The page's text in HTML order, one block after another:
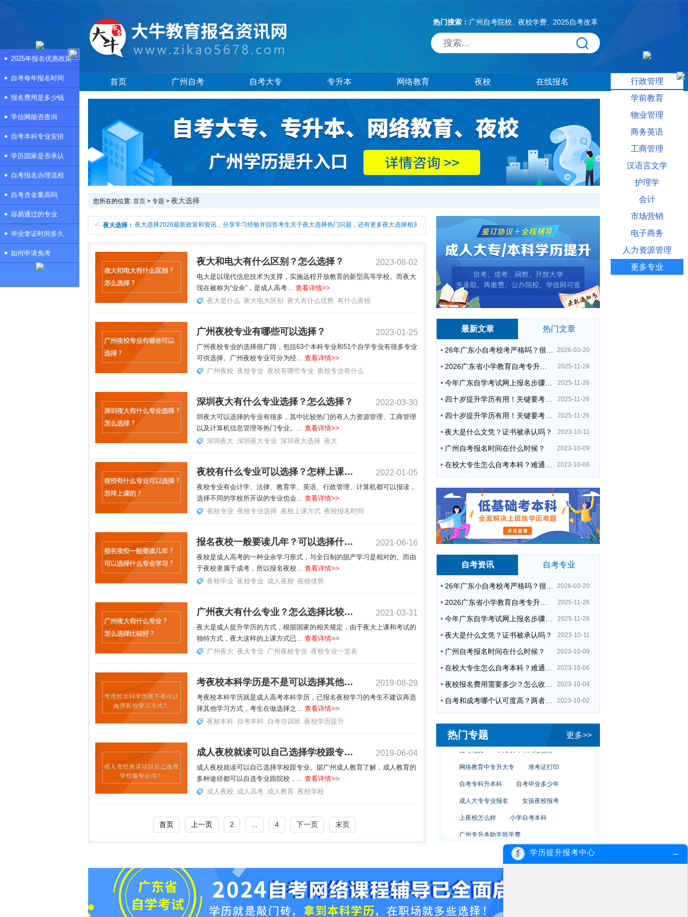
热门搜索： 广州自考院校、 夜校学费、 2025自考改革
首页 广州自考 自考大专 专升本 网络教育 夜校 在线报名
您所在的位置: 首页 > 专题 > 夜大选择
最新文章 热门文章
26年广东小自考校考严格吗？很简单吗？ 2026-03-20
2026广东省小学教育自考专升本考试科目（+指引） 2025-11-26
今年广东自学考试网上报名步骤（全） 2025-11-26
四十岁提升学历有用！关键要考哪种？这种最快最实用！ 2025-11-26
四十岁提升学历有用！关键要考哪种？这种最快最实用！ 2025-11-26
夜大是什么文凭？证书被承认吗？ 2023-10-11
广州自考报名时间在什么时候？ 2023-10-09
在校大专生怎么自考本科？难通过吗？ 2023-10-06
自考资讯 自考专业
26年广东小自考校考严格吗？很简单吗？ 2026-03-20
2026广东省小学教育自考专升本考试科目（+指引） 2025-11-26
今年广东自学考试网上报名步骤（全） 2025-11-26
夜大是什么文凭？证书被承认吗？ 2023-10-11
广州自考报名时间在什么时候？ 2023-10-09
在校大专生怎么自考本科？难通过吗？ 2023-10-06
夜校报名费用需要多少？怎么收费的？ 2023-10-04
自考和成考哪个认可度高？两者区别在哪？ 2023-10-02
热门专题 更多>>
网络教育艺术设计专业学费 自考教育学
自考学前教育文凭考试
自考室内设计专业
自考师范类专业
上班族自考报考
夜大选择：
本频道是夜大选择专题页，提供夜大选择2026最新政策和资讯，分享学习经验并回答考生关于夜大选择热门问题，还有更多夜大选择相关信息供大家参考。
夜大和电大有什么区别？怎么选择？ 2023-08-02
电大是以现代信息技术为支撑，实施远程开放教育的新型高等学校。而夜大
现在被称为“业余”，是成人高考... 查看详情>>
夜大是什么 夜大电大区别 夜大有什么优势 有什么夜校
广州夜校专业有哪些可以选择？ 2023-01-25
广州夜校专业的选择很广阔，包括63个本科专业和51个自学专业有很多专业
可供选择。广州夜校专业可分为经... 查看详情>>
广州夜校 夜校专业 夜校有哪些专业 夜校专业有什么
深圳夜大有什么专业选择？怎么选择？ 2022-03-30
圳夜大可以选择的专业有很多，其中比较热门的有人力资源管理、工商管理
以及计算机信息管理等热门专业。... 查看详情>>
深圳夜大 深圳夜大专业 深圳夜大选择 夜大
夜校有什么专业可以选择？怎样上课的？ 2022-01-05
夜校专业有会计学、法律、教育学、英语、行政管理、计算机都可以报读，
选择不同的学校所开设的专业也会... 查看详情>>
夜校专业 夜校专业选择 夜校上课方式 夜校报名时间
报名夜校一般要读几年？可以选择什么专业学习？ 2021-06-16
夜校是成人高考的一种业余学习形式，与全日制的脱产学习是相对的。而由
于夜校隶属于成考，所以报名夜校... 查看详情>>
夜校毕业 夜校专业 成人夜校 夜校优势
广州夜大有什么专业？怎么选择比较好？ 2021-03-31
夜大是成人提升学历的方式，根据国家的相关规定，由于夜大上课和考试的
独特方式，夜大这样的上课方式已... 查看详情>>
广州夜大 夜大专业 广州夜校专业 夜校专业一览表
考夜校本科学历是不是可以选择其他学习方式？ 2019-08-29
考夜校本科学历就是成人高考本科学历，已报名夜校学习的考生不建议再选
择其他学习方式，考生在做选择之... 查看详情>>
夜校本科 自考本科 自考培训班 夜校学历提升
成人夜校就读可以自己选择学校跟专业吗？ 2019-06-04
成人夜校就读可以自己选择学校跟专业。据广州成人教育了解，成人教育的
多种途径都可以自选专业跟院校，... 查看详情>>
成人夜校 成人高考 成人教育 夜校学校
首页 上一页 2 4 下一页 末页
2025年报名优惠政策
自考每年报名时间
报名费用是多少钱
学信网能否查询
自考本科专业安排
学历国家是否承认
自考报名办理流程
自考含金量高吗
容易通过的专业
毕业拿证时间多久
如何申请免考
行政管理
学前教育
物业管理
商务英语
工商管理
汉语言文学
护理学
会计
市场营销
电子商务
人力资源管理
更多专业
学历提升报考中心